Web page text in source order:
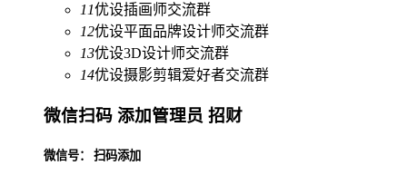
11优设插画师交流群
12优设平面品牌设计师交流群
13优设3D设计师交流群
14优设摄影剪辑爱好者交流群
微信扫码 添加管理员 招财
微信号： 扫码添加